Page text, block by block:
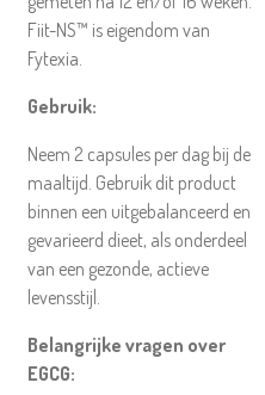
Fiit-NS™ is eigendom van
Fytexia.
Gebruik:
Neem 2 capsules per dag bij de
maaltijd. Gebruik dit product
binnen een uitgebalanceerd en
gevarieerd dieet, als onderdeel
van een gezonde, actieve
levensstijl.
Belangrijke vragen over
EGCG: